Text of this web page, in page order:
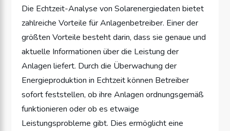
Die Echtzeit-Analyse von Solarenergiedaten bietet
zahlreiche Vorteile für Anlagenbetreiber. Einer der
größten Vorteile besteht darin, dass sie genaue und
aktuelle Informationen über die Leistung der
Anlagen liefert. Durch die Überwachung der
Energieproduktion in Echtzeit können Betreiber
sofort feststellen, ob ihre Anlagen ordnungsgemäß
funktionieren oder ob es etwaige
Leistungsprobleme gibt. Dies ermöglicht eine